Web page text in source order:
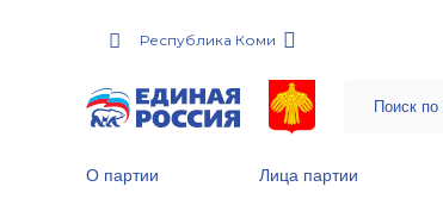
Республика Коми
О партии Лица партии